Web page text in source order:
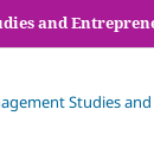
and
Studies